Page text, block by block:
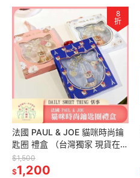
8
折
法國 PAUL & JOE 貓咪時尚鑰
匙圈 禮盒 （台灣獨家 現貨在
台）
$1,500
$1,200